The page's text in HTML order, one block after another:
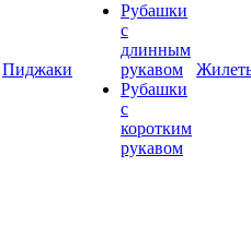
Пиджаки
Рубашки
с
длинным
рукавом
Рубашки
с
коротким
рукавом